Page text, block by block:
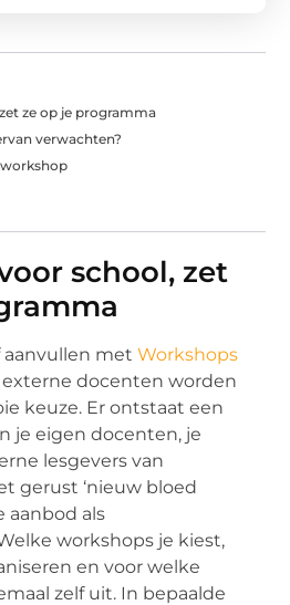
ze op je programma
verwachten?
school, zet
aanvullen metWorkshops
docenten worden
keuze. Er ontstaat een
je eigen docenten, je
lesgevers van
gerust ‘nieuw bloed
aanbod als
workshops je kiest,
en voor welke
zelf uit. In bepaalde